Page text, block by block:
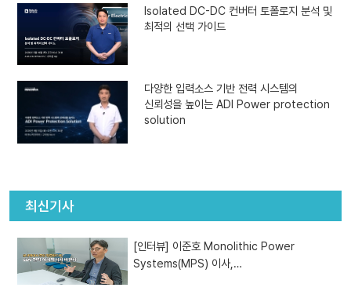
Isolated DC-DC 컨버터 토폴로지 분석 및
최적의 선택 가이드
다양한 입력소스 기반 전력 시스템의
신뢰성을 높이는 ADI Power protection
solution
최신기사
[인터뷰] 이준호 Monolithic Power
Systems(MPS) 이사,…